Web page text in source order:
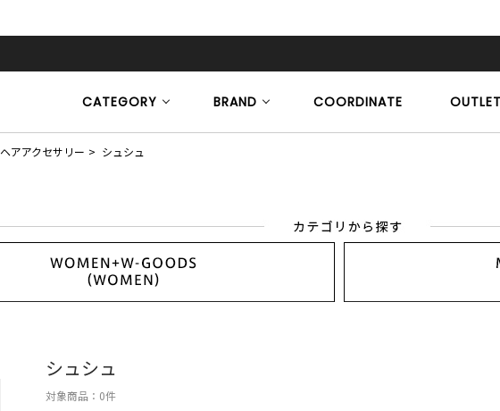
CATEGORY BRAND COORDINATE OUTLET
ヘアアクセサリー シュシュ
シュシュ
対象商品： 0件